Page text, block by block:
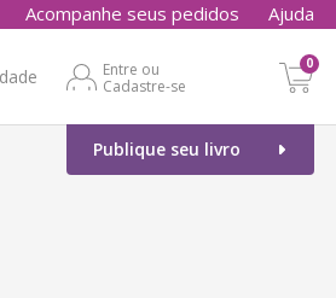
Acompanhe seus pedidos Ajuda
Entre ou
Cadastre-se
0
Publique seu livro